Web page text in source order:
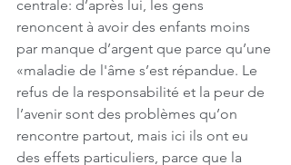
centrale: d’après lui, les gens
renoncent à avoir des enfants moins
par manque d’argent que parce qu’une
«maladie de l'âme s’est répandue. Le
refus de la responsabilité et la peur de
l’avenir sont des problèmes qu’on
rencontre partout, mais ici ils ont eu
des effets particuliers, parce que la